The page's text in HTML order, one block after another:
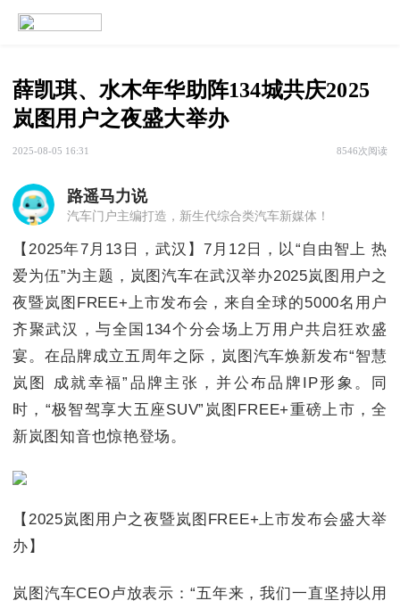
薛凯琪、水木年华助阵134城共庆2025
岚图用户之夜盛大举办
2025-08-05 16:31 8546次阅读
路遥马力说
汽车门户主编打造，新生代综合类汽车新媒体！
【2025年7月13日，武汉】7月12日，以“自由智上 热
爱为伍”为主题，岚图汽车在武汉举办2025岚图用户之
夜暨岚图FREE+上市发布会，来自全球的5000名用户
齐聚武汉，与全国134个分会场上万用户共启狂欢盛
宴。在品牌成立五周年之际，岚图汽车焕新发布“智慧
岚图 成就幸福”品牌主张，并公布品牌IP形象。同
时，“极智驾享大五座SUV”岚图FREE+重磅上市，全
新岚图知音也惊艳登场。
【2025岚图用户之夜暨岚图FREE+上市发布会盛大举
办】
岚图汽车CEO卢放表示：“五年来，我们一直坚持以用